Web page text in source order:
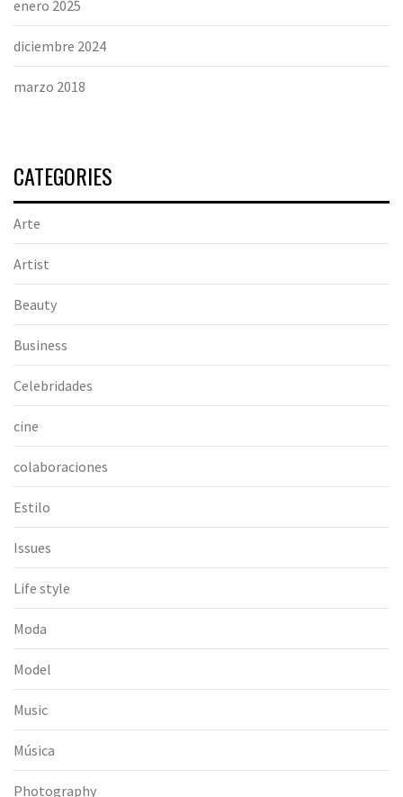
enero 2025
diciembre 2024
marzo 2018
CATEGORIES
Arte
Artist
Beauty
Business
Celebridades
cine
colaboraciones
Estilo
Issues
Life style
Moda
Model
Music
Música
Photography